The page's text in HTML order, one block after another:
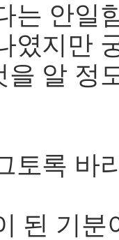
는 안일
였지만
을 알 정
토록 바
된 기분